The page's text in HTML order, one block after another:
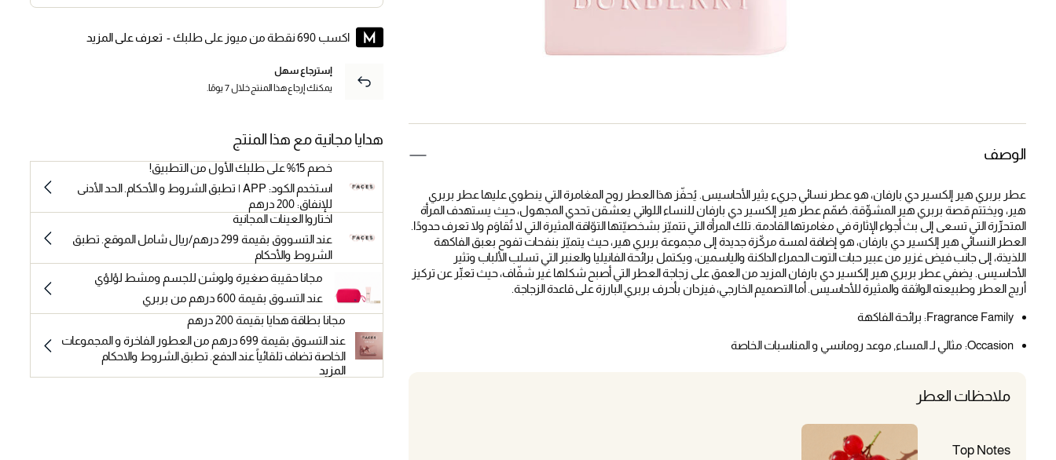
الوصف
عطر بربري هير إلكسير دي بارفان، هو عطر نسائي جريء يثير الأحاسيس. يُحفّز هذا العطر روح المغامرة التي ينطوي عليها عطر بربري
هير، ويختتم قصة بربري هير المشوِّقة. صُمّم عطر هير إلكسير دي بارفان للنساء اللواتي يعشقن تحدي المجهول، حيث يستهدف المرأة
المتحرِّرة التي تسعى إلى بث أجواء الإثارة في مغامرتها القادمة. تلك المرأة التي تتميّز بشخصيّتها التوّاقة المثيرة التي لا تُقاوَم ولا تعرف حدودًا.
العطر النسائي هير إلكسير دي بارفان، هو إضافة لمسة مركّزة جديدة إلى مجموعة بربري هير، حيث يتميّز بنفحات تفوح بعبق الفاكهة
اللذيذة، إلى جانب فيض غزير من عبير حبات التوت الحمراء الداكنة والياسمين، ويكتمل برائحة الفانيليا والعنبر التي تسلب الألباب وتثير
الأحاسيس. يضفي عطر بربري هير إلكسير دي بارفان المزيد من العمق على زجاجة العطر التي أصبح شكلها غير شفّاف، حيث تعبِّر عن تركيز
أريج العطر وطبيعته الواثقة والمثيرة للأحاسيس. أما التصميم الخارجي، فيزدان بأحرف بربري البارزة على قاعدة الزجاجة.
ملاحظات العطر
Top Notes
Fragrance Family: برائحة الفاكهة
Occasion: مثالي لـ المساء, موعد رومانسي و المناسبات الخاصة
اكسب 690 نقطة من ميوز على طلبك - تعرف على المزيد
إسترجاع سهل
يمكنك إرجاع هذا المنتج خلال 7 يومًا.
هدايا مجانية مع هذا المنتج
خصم 15% على طلبك الأول من التطبيق!
استخدم الكود: APP | تطبق الشروط و الأحكام. الحد الأدنى
للإنفاق: 200 درهم
اختاروا العينات المجانية
عند التسووق بقيمة 299 درهم/ريال شامل الموقع. تطبق
الشروط والأحكام
مجانا حقيبة صغيرة ولوشن للجسم ومشط لؤلؤي
عند التسوق بقيمة 600 درهم من بربري
مجانا بطاقة هدايا بقيمة 200 درهم
عند التسوق بقيمة 699 درهم من العطور الفاخرة و المجموعات
الخاصة تضاف تلقائياً عند الدفع. تطبق الشروط والاحكام
المزيد